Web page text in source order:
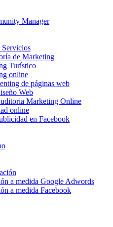
Manager
Servicios
de Marketing
Turístico
online
de páginas web
Web
Marketing Online
online
en Facebook
a medida Google Adwords
a medida Facebook